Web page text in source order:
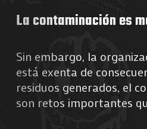
Photos
Magazine
À
La contaminación es
Sin embargo, la
está exenta de
residuos generados, el
son retos importantes